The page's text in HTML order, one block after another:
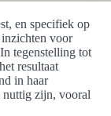
en specifiek op
inzichten voor
tegenstelling tot
resultaat
in haar
nuttig zijn, vooral